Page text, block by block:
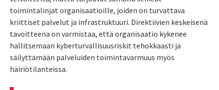
toimintalinjat organisaatioille, joiden on turvattava
kriittiset palvelut ja infrastruktuuri. Direktiivien keskeisenä
tavoitteena on varmistaa, että organisaatio kykenee
hallitsemaan kyberturvallisuusriskit tehokkaasti ja
säilyttämään palveluiden toimintavarmuus myös
häiriötilanteissa.